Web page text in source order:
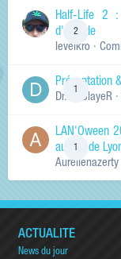
2
Half-Life 2
d'arcade
levelkro ·
Présentation
Dr.KinSlayeR
LAN'Oween
au sud de
Aurelienazerty
ACTUALITÉ
News du jour